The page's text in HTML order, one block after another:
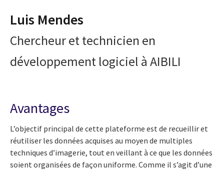
Luis Mendes
Chercheur et technicien en
développement logiciel à AIBILI
Avantages
L’objectif principal de cette plateforme est de recueillir et
réutiliser les données acquises au moyen de multiples
techniques d’imagerie, tout en veillant à ce que les données
soient organisées de façon uniforme. Comme il s’agit d’une